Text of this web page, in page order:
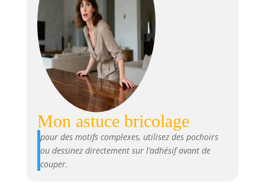
Mon astuce bricolage
pour des motifs complexes, utilisez des pochoirs
ou dessinez directement sur l’adhésif avant de
couper.